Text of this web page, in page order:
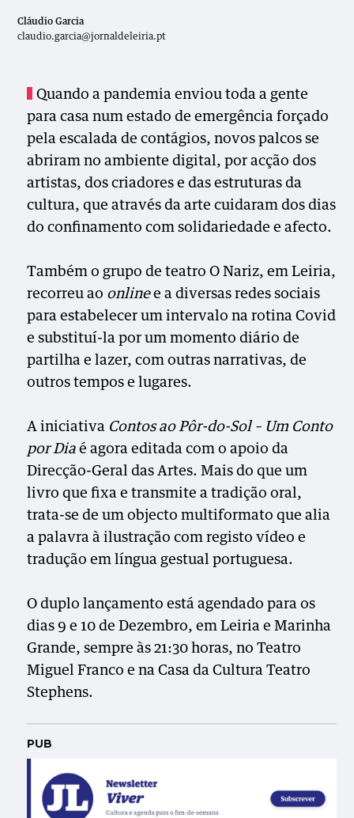
Cláudio Garcia
claudio.garcia@jornaldeleiria.pt
Quando a pandemia enviou toda a gente
para casa num estado de emergência forçado
pela escalada de contágios, novos palcos se
abriram no ambiente digital, por acção dos
artistas, dos criadores e das estruturas da
cultura, que através da arte cuidaram dos dias
do confinamento com solidariedade e afecto.
Também o grupo de teatro O Nariz, em Leiria,
recorreu ao onlinee a diversas redes sociais
para estabelecer um intervalo na rotina Covid
e substituí-la por um momento diário de
partilha e lazer, com outras narrativas, de
outros tempos e lugares.
A iniciativa Contos ao Pôr-do-Sol – Um Conto
por Dia é agora editada com o apoio da
Direcção-Geral das Artes. Mais do que um
livro que fixa e transmite a tradição oral,
trata-se de um objecto multiformato que alia
a palavra à ilustração com registo vídeo e
tradução em língua gestual portuguesa.
O duplo lançamento está agendado para os
dias 9 e 10 de Dezembro, em Leiria e Marinha
Grande, sempre às 21:30 horas, no Teatro
Miguel Franco e na Casa da Cultura Teatro
Stephens.
PUB